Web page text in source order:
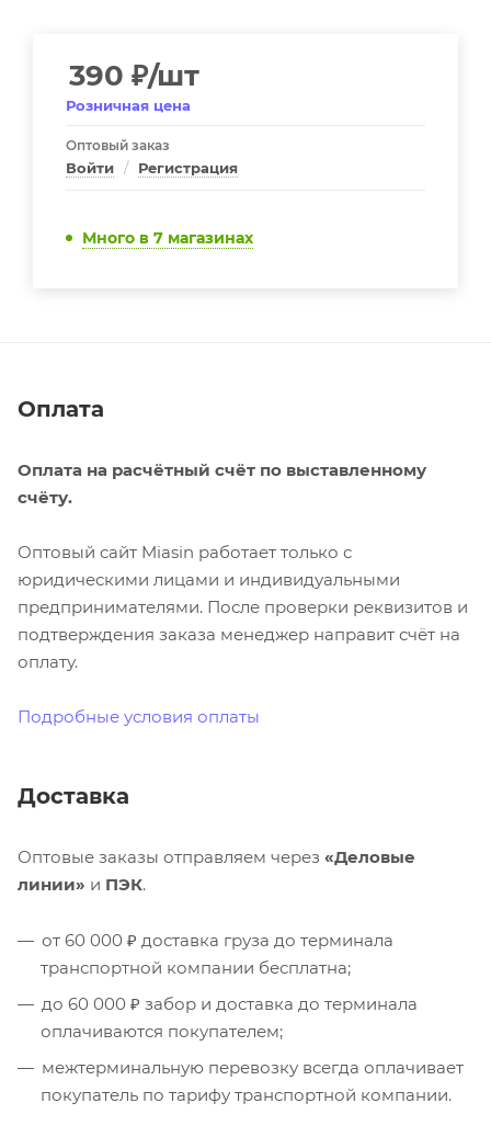
390 ₽/шт
Розничная цена
Оптовый заказ
Войти / Регистрация
Много в 7 магазинах
Оплата
Оплата на расчётный счёт по выставленному
счёту.
Оптовый сайт Miasin работает только с
юридическими лицами и индивидуальными
предпринимателями. После проверки реквизитов и
подтверждения заказа менеджер направит счёт на
оплату.
Подробные условия оплаты
Доставка
Оптовые заказы отправляем через «Деловые
линии» и ПЭК.
от 60 000 ₽ доставка груза до терминала
транспортной компании бесплатна;
до 60 000 ₽ забор и доставка до терминала
оплачиваются покупателем;
межтерминальную перевозку всегда оплачивает
покупатель по тарифу транспортной компании.